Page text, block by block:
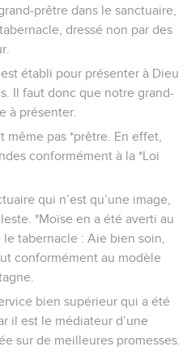
prêtre dans le sanctuaire,
dressé non par des
établi pour présenter à Dieu
Il faut donc que notre grand-
à présenter.
même pas *prêtre. En effet,
conformément à la *Loi
qui n’est qu’une image,
*Moïse en a été averti au
tabernacle : Aie bien soin,
conformément au modèle
bien supérieur qui a été
il est le médiateur d’une
sur de meilleures promesses.